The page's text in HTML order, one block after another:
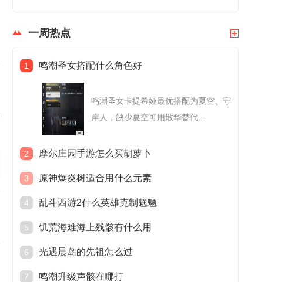
一周热点
1 鸣潮圣女搭配什么角色好
鸣潮圣女卡提希娅最优搭配为夏空、守
岸人，缺少夏空可用散华替代...
2 摩尔庄园手游怎么买胡萝卜
3 原神爆炎树适合用什么元素
4 乱斗西游2什么英雄克制魍魉
5 饥荒海难海上残骸有什么用
6 光遇晨岛的先祖怎么过
7 鸣潮升级声骸在哪打